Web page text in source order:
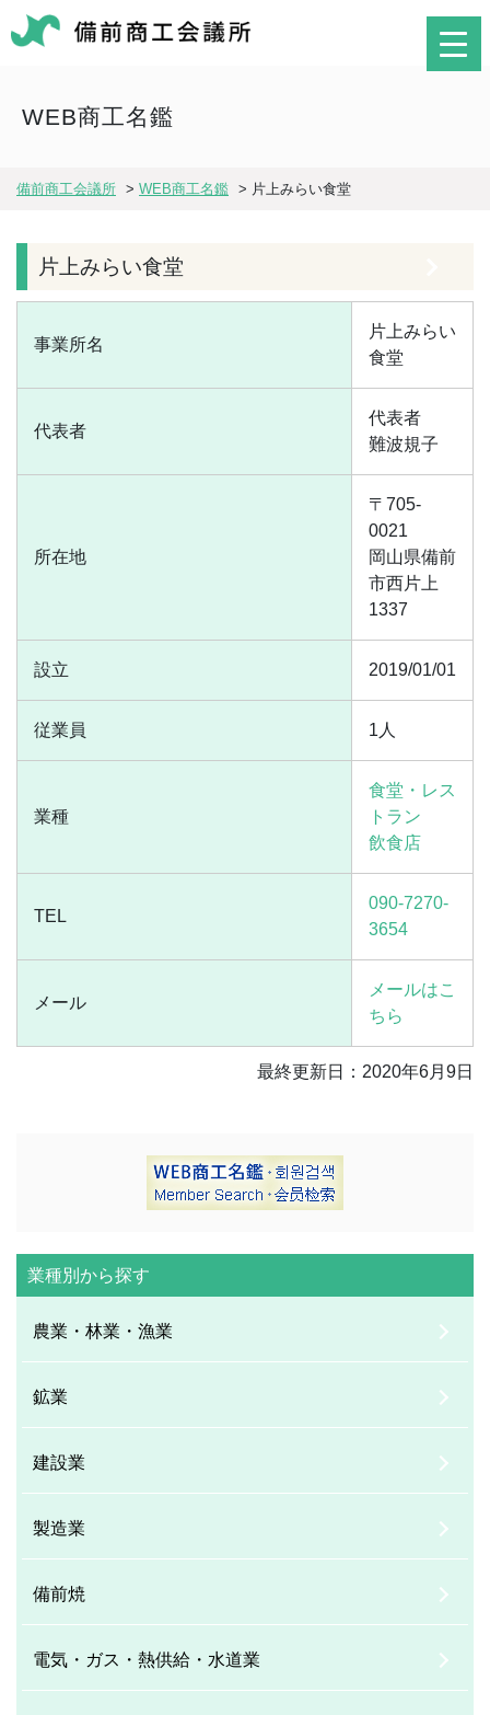
WEB商工名鑑
備前商工会議所 > WEB商工名鑑 > 片上みらい食堂
片上みらい食堂
事業所名
片上みらい
食堂
代表者
代表者
難波規子
所在地
〒705-
0021
岡山県備前
市西片上
1337
設立 2019/01/01
従業員 1人
業種
食堂・レス
トラン
飲食店
TEL
090-7270-
3654
メール
メールはこ
ちら
最終更新日：2020年6月9日
業種別から探す
農業・林業・漁業
鉱業
建設業
製造業
備前焼
電気・ガス・熱供給・水道業